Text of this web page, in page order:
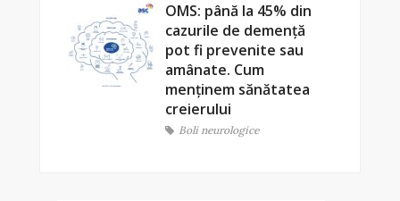
OMS: până la 45% din
cazurile de demență
pot fi prevenite sau
amânate. Cum
menținem sănătatea
creierului
Boli neurologice